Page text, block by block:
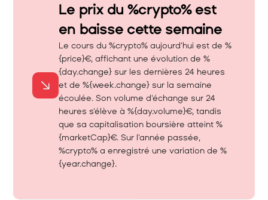
Le prix du %crypto% est
en baisse cette semaine
Le cours du %crypto% aujourd'hui est de %
{price}€, affichant une évolution de %
{day.change} sur les dernières 24 heures
et de %{week.change} sur la semaine
écoulée. Son volume d'échange sur 24
heures s'élève à %{day.volume}€, tandis
que sa capitalisation boursière atteint %
{marketCap}€. Sur l'année passée,
%crypto% a enregistré une variation de %
{year.change}.